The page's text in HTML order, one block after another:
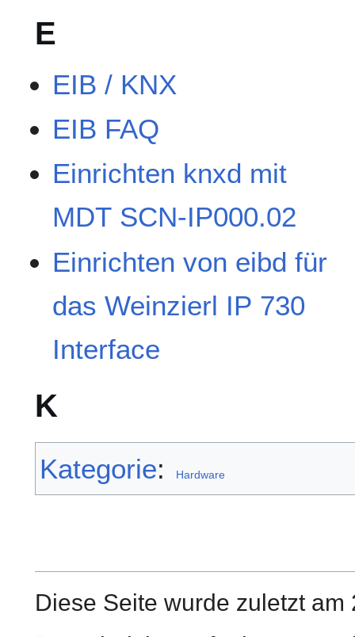
E
EIB / KNX
EIB FAQ
Einrichten knxd mit
MDT SCN-IP000.02
Einrichten von eibd für
das Weinzierl IP 730
Interface
K
Kategorie: Hardware
Diese Seite wurde zuletzt